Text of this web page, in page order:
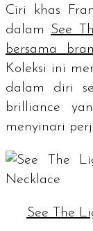
Ciri khas
dalam See
bersama
Koleksi ini
dalam diri
brilliance
menyinari
See The